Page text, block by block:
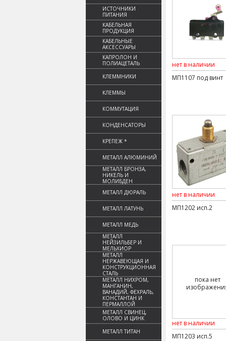
ИСТОЧНИКИ
ПИТАНИЯ
КАБЕЛЬНАЯ
ПРОДУКЦИЯ
КАБЕЛЬНЫЕ
АКСЕССУАРЫ
КАПРОЛОН И
ПОЛИАЦЕТАЛЬ
КЛЕММНИКИ
КЛЕММЫ
КОММУТАЦИЯ
КОНДЕНСАТОРЫ
КРЕПЕЖ *
МЕТАЛЛ АЛЮМИНИЙ
МЕТАЛЛ БРОНЗА,
НИКЕЛЬ И
МОЛИБДЕН
МЕТАЛЛ ДЮРАЛЬ
МЕТАЛЛ ЛАТУНЬ
МЕТАЛЛ МЕДЬ
МЕТАЛЛ
НЕЙЗИЛЬБЕР И
МЕЛЬХИОР
МЕТАЛЛ
НЕРЖАВЕЮЩАЯ И
КОНСТРУКЦИОННАЯ
СТАЛЬ
МЕТАЛЛ НИХРОМ,
МАНГАНИН,
ВАНАДИЙ, ФЕХРАЛЬ,
КОНСТАНТАН И
ПЕРМАЛЛОЙ
МЕТАЛЛ СВИНЕЦ,
ОЛОВО И ЦИНК
МЕТАЛЛ ТИТАН
нет в наличии
МП1107 под винт
нет в наличии
МП1202 исп.2
пока нет
нет в наличии
МП1203 исп.5